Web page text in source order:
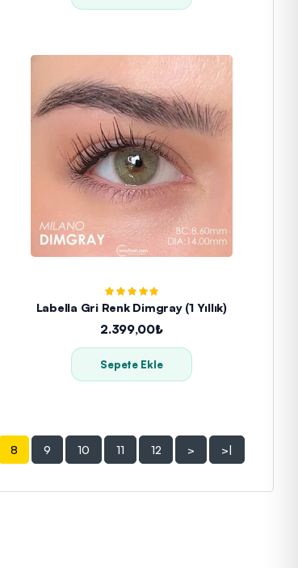
Labella Gri Renk Dimgray (1 Yıllık)
2.399,00₺
Sepete Ekle
8 9 10 11 12 > >|